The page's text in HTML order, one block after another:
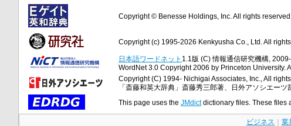
Copyright © Benesse Holdings, Inc. All rights reserved.
Copyright (c) 1995-2026 Kenkyusha Co., Ltd. All rights
日本語ワードネット 1.1版 (C) 情報通信研究機構,
WordNet 3.0 Copyright 2006 by Princeton University.
Copyright (C) 1994- Nichigai Associates, Inc., All rights
「斎藤和英大辞典」斎藤秀三郎著、日外アソシエーツ
This page uses the JMdictdictionary files. These files
ビジネス 業